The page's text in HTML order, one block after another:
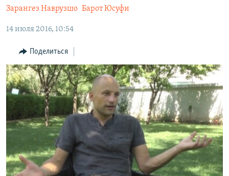
навигации
Вернутся
поиску
УЗБЕКИСТАН
ТАДЖИКИСТАН
НА ДРУГИХ ЯЗЫКАХ
ҚАЗАҚША
КЫРГЫЗЧА
ЎЗБЕКЧА
ТОҶИКӢ
TÜRKMENÇE
Все сайты РСЕ/РС
Зарангез Наврузшо Барот Юсуфи
14 июля 2016, 10:54
Поделиться